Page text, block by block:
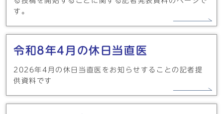
す。
令和8年4月の休日当直医
2026年4月の休日当直医をお知らせすることの記者提
供資料です